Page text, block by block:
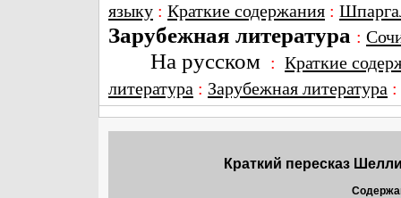
языку : Краткие содержания :
Зарубежная литература :
На русском : Краткие
литература : Зарубежная литература
Краткий пересказ